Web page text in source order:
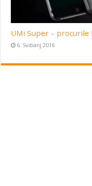
UMi Super –
6. Svibanj 2016